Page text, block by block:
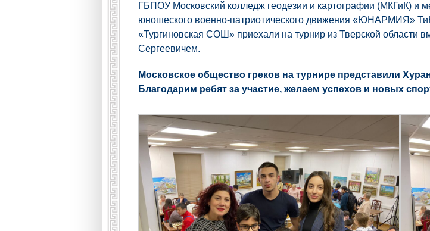
ГБПОУ Московский колледж геодезии и картографии (МКГиК) и
юношеского военно-патриотического движения «ЮНАРМИЯ»
«Тургиновская СОШ» приехали на турнир из Тверской области
Сергеевичем.
Московское общество греков на турнире представили
Благодарим ребят за участие, желаем успехов и новых